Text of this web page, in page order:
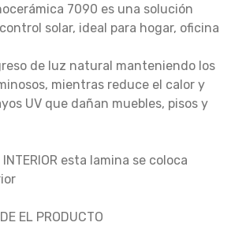
7090 es una solución
solar, ideal para hogar, oficina
de luz natural manteniendo los
mientras reduce el calor y
UV que dañan muebles, pisos y
INTERIOR esta lamina se coloca
EL PRODUCTO